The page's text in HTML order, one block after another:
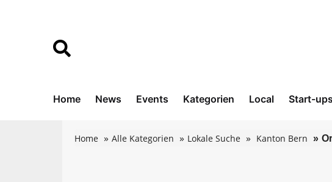
Home News Events Kategorien Local Start-ups
Home Alle Kategorien Lokale Suche Kanton Bern